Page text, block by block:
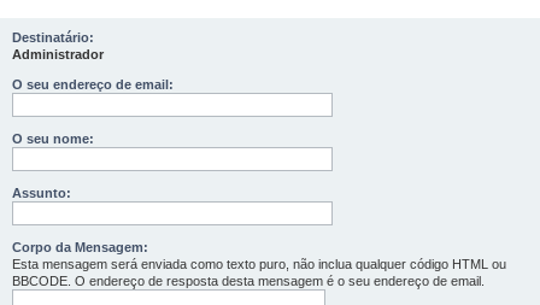
Destinatário:
Administrador
O seu endereço de email:
O seu nome:
Assunto:
Corpo da Mensagem:
Esta mensagem será enviada como texto puro, não inclua qualquer código HTML ou
BBCODE. O endereço de resposta desta mensagem é o seu endereço de email.